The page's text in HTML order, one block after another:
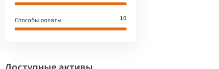
Способы оплаты 10